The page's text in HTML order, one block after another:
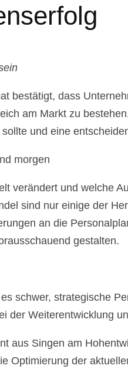
bestätigt, dass
am Markt zu
und eine
morgen
verändert und welche
sind nur einige der
an die
gestalten.
schwer, strategische
der Weiterentwicklung
aus Singen am
Optimierung der